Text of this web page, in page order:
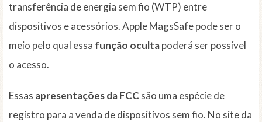
transferência de energia sem fio (WTP) entre
dispositivos e acessórios. Apple MagsSafe pode ser o
meio pelo qual essa função ocultapoderá ser possível
o acesso.
Essas apresentações da FCC são uma espécie de
registro para a venda de dispositivos sem fio. No site da